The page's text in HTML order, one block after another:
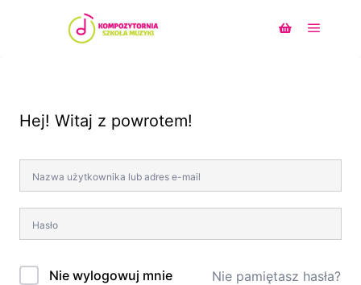
Hej! Witaj z powrotem!
Nie wylogowuj mnie Nie pamiętasz hasła?